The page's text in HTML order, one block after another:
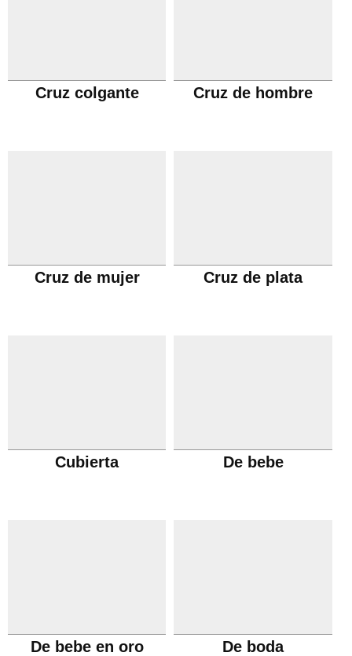
Cruz colgante Cruz de hombre
Cruz de mujer Cruz de plata
Cubierta De bebe
De bebe en oro De boda